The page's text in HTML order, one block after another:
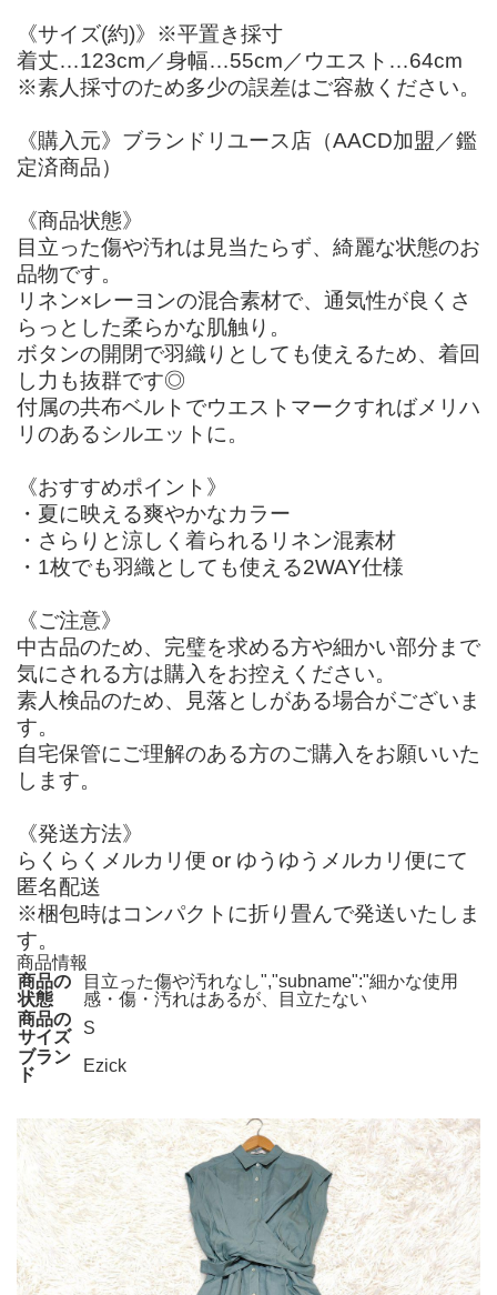
《サイズ(約)》※平置き採寸
着丈…123cm／身幅…55cm／ウエスト…64cm
※素人採寸のため多少の誤差はご容赦ください。
《購入元》ブランドリユース店（AACD加盟／鑑
定済商品）
《商品状態》
目立った傷や汚れは見当たらず、綺麗な状態のお
品物です。
リネン×レーヨンの混合素材で、通気性が良くさ
らっとした柔らかな肌触り。
ボタンの開閉で羽織りとしても使えるため、着回
し力も抜群です◎
付属の共布ベルトでウエストマークすればメリハ
リのあるシルエットに。
《おすすめポイント》
・夏に映える爽やかなカラー
・さらりと涼しく着られるリネン混素材
・1枚でも羽織としても使える2WAY仕様
《ご注意》
中古品のため、完璧を求める方や細かい部分まで
気にされる方は購入をお控えください。
素人検品のため、見落としがある場合がございま
す。
自宅保管にご理解のある方のご購入をお願いいた
します。
《発送方法》
らくらくメルカリ便 or ゆうゆうメルカリ便にて
匿名配送
※梱包時はコンパクトに折り畳んで発送いたしま
す。
商品情報
商品の
状態
目立った傷や汚れなし","subname":"細かな使用
感・傷・汚れはあるが、目立たない
商品の
サイズ
S
ブラン
ド
Ezick